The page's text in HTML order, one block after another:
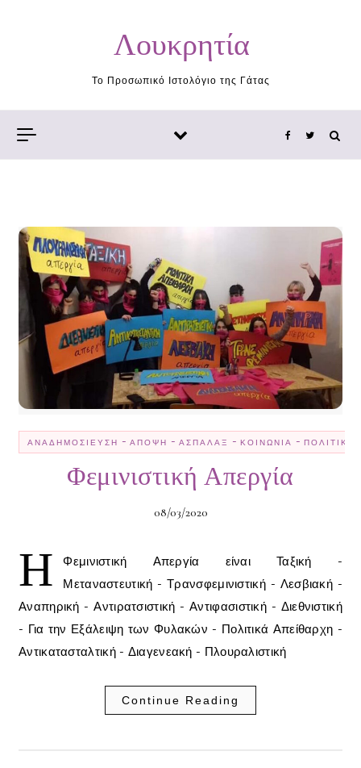
Λουκρητία
Το Προσωπικό Ιστολόγιο της Γάτας
ΑΝΑΔΗΜΟΣΊΕΥΣΗ - ΆΠΟΨΗ - ΑΣΠΆΛΑΞ - ΚΟΙΝΩΝΊΑ - ΠΟΛΙΤΙΚΉ
Φεμινιστική Απεργία
08/03/2020
Η
Φεμινιστική Απεργία είναι Ταξική -
Μεταναστευτική - Τρανσφεμινιστική - Λεσβιακή -
Αναπηρική - Αντιρατσιστική - Αντιφασιστική - Διεθνιστική
- Για την Εξάλειψη των Φυλακών - Πολιτικά Απείθαρχη -
Αντικατασταλτική - Διαγενεακή - Πλουραλιστική
Continue Reading